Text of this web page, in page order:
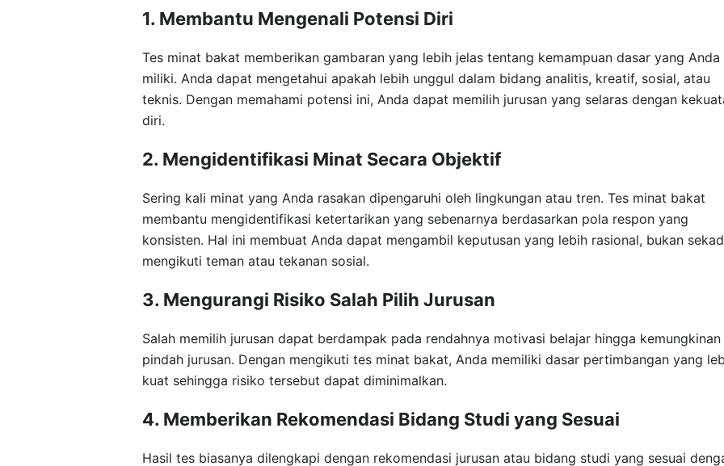
1. Membantu Mengenali Potensi Diri
Tes minat bakat memberikan gambaran yang lebih jelas tentang kemampuan dasar yang Anda
miliki. Anda dapat mengetahui apakah lebih unggul dalam bidang analitis, kreatif, sosial, atau
teknis. Dengan memahami potensi ini, Anda dapat memilih jurusan yang selaras dengan
diri.
2. Mengidentifikasi Minat Secara Objektif
Sering kali minat yang Anda rasakan dipengaruhi oleh lingkungan atau tren. Tes minat bakat
membantu mengidentifikasi ketertarikan yang sebenarnya berdasarkan pola respon yang
konsisten. Hal ini membuat Anda dapat mengambil keputusan yang lebih rasional, bukan
mengikuti teman atau tekanan sosial.
3. Mengurangi Risiko Salah Pilih Jurusan
Salah memilih jurusan dapat berdampak pada rendahnya motivasi belajar hingga kemungkinan
pindah jurusan. Dengan mengikuti tes minat bakat, Anda memiliki dasar pertimbangan yang
kuat sehingga risiko tersebut dapat diminimalkan.
4. Memberikan Rekomendasi Bidang Studi yang Sesuai
Hasil tes biasanya dilengkapi dengan rekomendasi jurusan atau bidang studi yang sesuai